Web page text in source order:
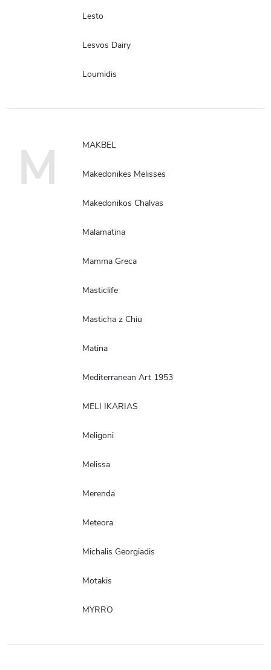
Lesto
Lesvos Dairy
Loumidis
M MAKBEL
Makedonikes Melisses
Makedonikos Chalvas
Malamatina
Mamma Greca
Masticlife
Masticha z Chiu
Matina
Mediterranean Art 1953
MELI IKARIAS
Meligoni
Melissa
Merenda
Meteora
Michalis Georgiadis
Motakis
MYRRO